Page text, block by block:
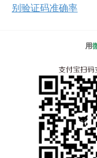
别验证码准确率
用